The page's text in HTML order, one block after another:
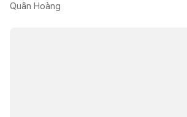
Quân Hoàng